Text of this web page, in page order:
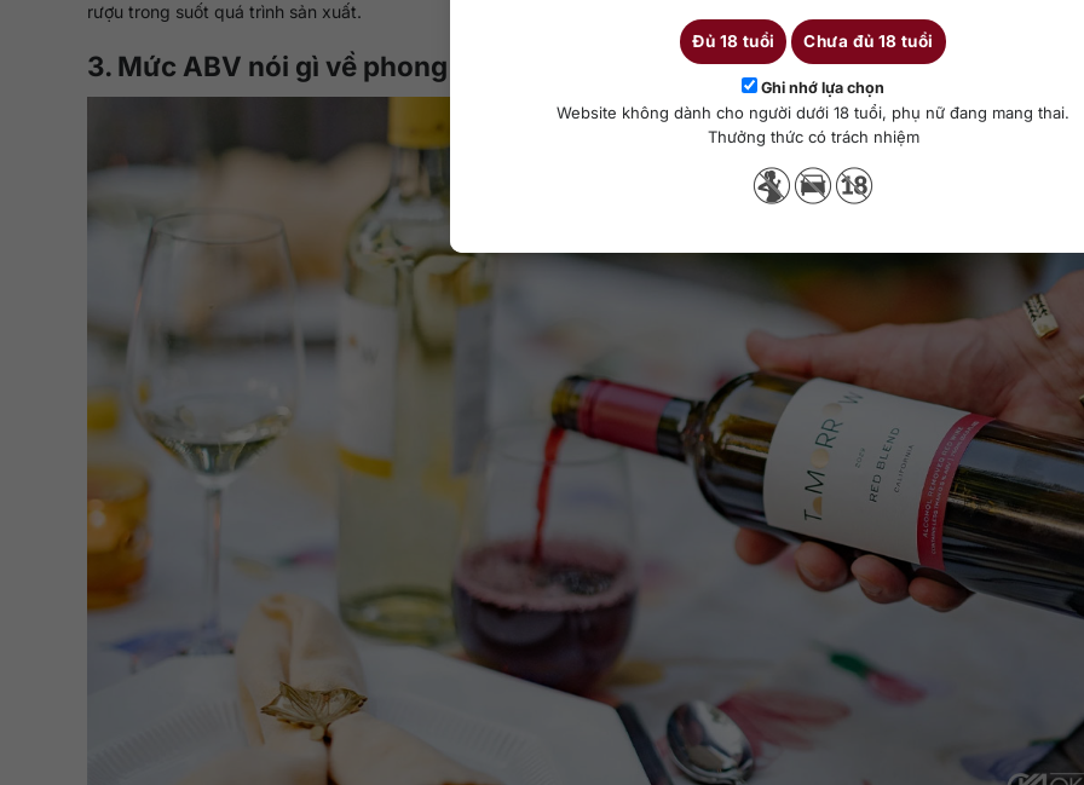
Đủ 18 tuổi Chưa đủ 18 tuổi
Ghi nhớ lựa chọn
Website không dành cho người dưới 18 tuổi, phụ nữ đang mang thai.
Thưởng thức có trách nhiệm
rượu trong suốt quá trình sản xuất.
3. Mức ABV nói gì về phong cách của một chai rượu?